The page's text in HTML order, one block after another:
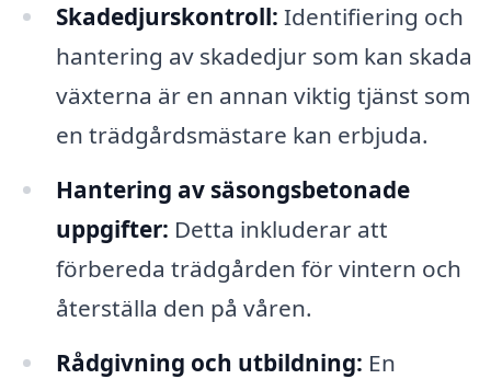
Skadedjurskontroll: Identifiering och
hantering av skadedjur som kan skada
växterna är en annan viktig tjänst som
en trädgårdsmästare kan erbjuda.
Hantering av säsongsbetonade
uppgifter: Detta inkluderar att
förbereda trädgården för vintern och
återställa den på våren.
Rådgivning och utbildning: En